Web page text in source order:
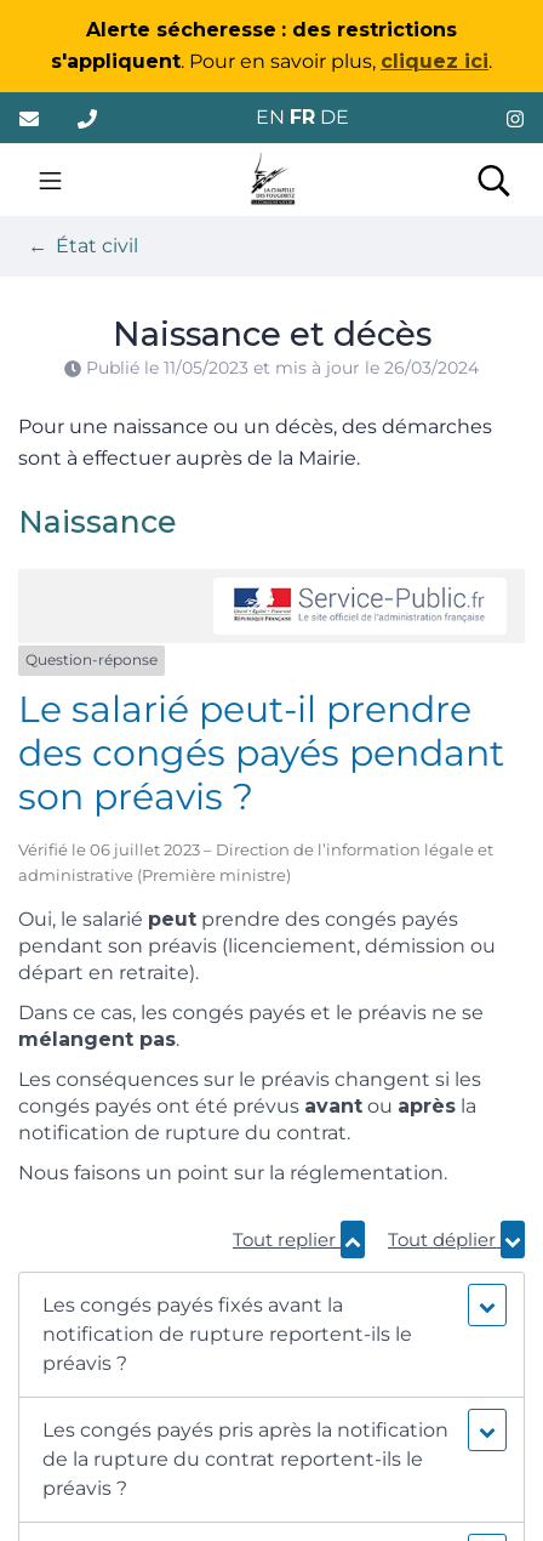
Alerte sécheresse : des restrictions
s'appliquent. Pour en savoir plus, cliquez ici.
Aller
au
contenu
EN FR DE
La Chapelle-des-
État civil
Naissance et décès
Publié le 11/05/2023 et mis à jour le 26/03/2024
Pour une naissance ou un décès, des démarches
sont à effectuer auprès de la Mairie.
Naissance
Question-réponse
Le salarié peut-il prendre
des congés payés pendant
son préavis ?
Vérifié le 06 juillet 2023 – Direction de l’information légale et
administrative (Première ministre)
Oui, le salarié peut prendre des congés payés
pendant son préavis (licenciement, démission ou
départ en retraite).
Dans ce cas, les congés payés et le préavis ne se
mélangent pas.
Les conséquences sur le préavis changent si les
congés payés ont été prévus avant ou après la
notification de rupture du contrat.
Nous faisons un point sur la réglementation.
Tout replier Tout déplier
Les congés payés fixés avant la
notification de rupture reportent-ils le
préavis ?
Les congés payés pris après la notification
de la rupture du contrat reportent-ils le
préavis ?